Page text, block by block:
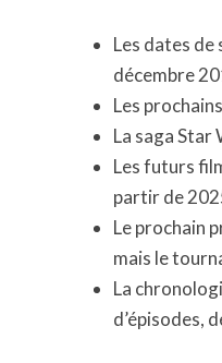
Les dates
décembre
Les
La saga
Les futurs
partir de
Le prochain
mais le
La
d’épisodes,